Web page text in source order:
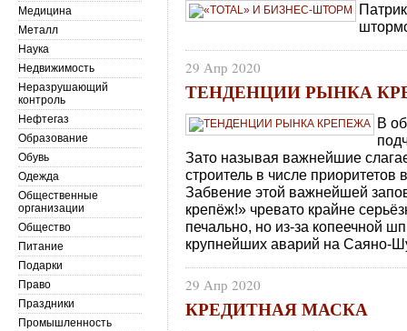
29 Апр 2020
ТЕНДЕНЦИИ РЫНКА
В
Зато называя важнейшие
строитель в числе
Забвение этой важнейшей
крепёж!» чревато крайне
печально, но из-за копеечной
крупнейших аварий на Саяно-
29 Апр 2020
КРЕДИТНАЯ МАСКА
Медицина
Металл
Наука
Недвижимость
Неразрушающий
контроль
Нефтегаз
Образование
Обувь
Одежда
Общественные
организации
Общество
Питание
Подарки
Право
Праздники
Промышленность